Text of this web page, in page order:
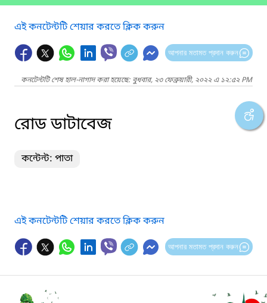
এই কনটেন্টটি শেয়ার করতে ক্লিক করুন
আপনার মতামত প্রদান করুন
কনটেন্টটি শেষ হাল-নাগাদ করা হয়েছে: বুধবার, ২৩ ফেব্রুয়ারী, ২০২২ এ ১২:৫২ PM
রোড ডাটাবেজ
কন্টেন্ট: পাতা
এই কনটেন্টটি শেয়ার করতে ক্লিক করুন
আপনার মতামত প্রদান করুন